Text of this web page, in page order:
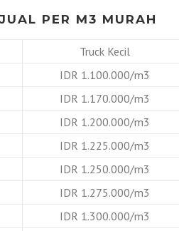
PER M3 MURAH
Truck Kecil
IDR 1.100.000/m3
IDR 1.170.000/m3
IDR 1.200.000/m3
IDR 1.225.000/m3
IDR 1.250.000/m3
IDR 1.275.000/m3
IDR 1.300.000/m3